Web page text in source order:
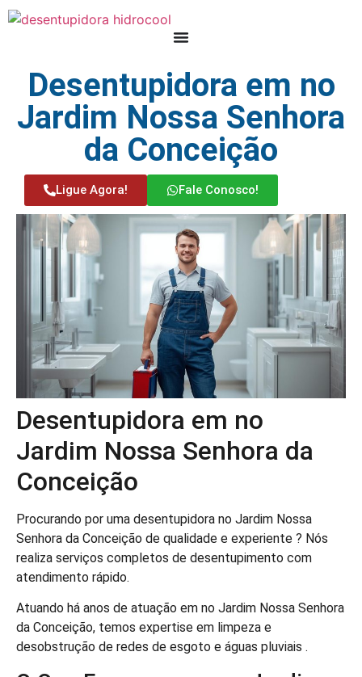
Desentupidora em no
Jardim Nossa Senhora
da Conceição
Ligue Agora! Fale Conosco!
Desentupidora em no
Jardim Nossa Senhora da
Conceição
Procurando por uma desentupidora no Jardim Nossa
Senhora da Conceição de qualidade e experiente ? Nós
realiza serviços completos de desentupimento com
atendimento rápido.
Atuando há anos de atuação em no Jardim Nossa Senhora
da Conceição, temos expertise em limpeza e
desobstrução de redes de esgoto e águas pluviais .